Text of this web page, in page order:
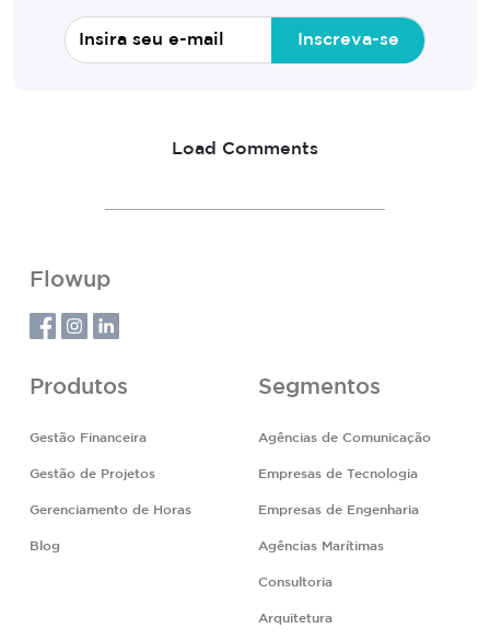
Inscreva-se
Load Comments
Flowup
Produtos
Gestão Financeira
Gestão de Projetos
Gerenciamento de Horas
Blog
Segmentos
Agências de Comunicação
Empresas de Tecnologia
Empresas de Engenharia
Agências Marítimas
Consultoria
Arquitetura